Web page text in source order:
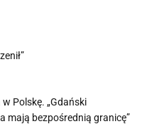
Polskę. „Gdański
mają bezpośrednią granicę”